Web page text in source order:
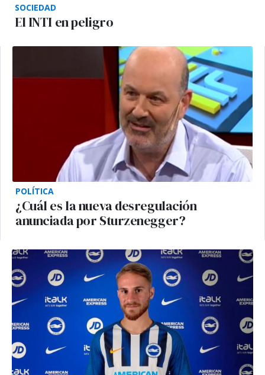
SOCIEDAD
El INTI en peligro
POLÍTICA
¿Cuál es la nueva desregulación
anunciada por Sturzenegger?